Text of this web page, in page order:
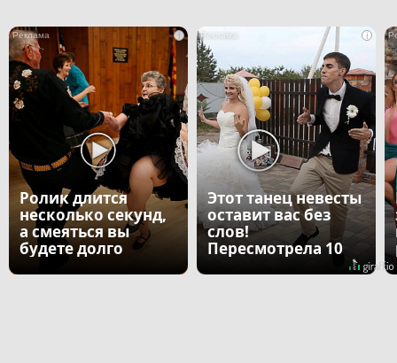
i
Ролик длится
несколько секунд,
а смеяться вы
будете долго
i
Этот танец невесты
оставит вас без
слов!
Пересмотрела 10